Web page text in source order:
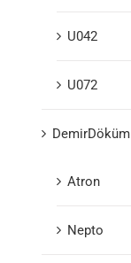
U042
U072
DemirDöküm
Atron
Nepto